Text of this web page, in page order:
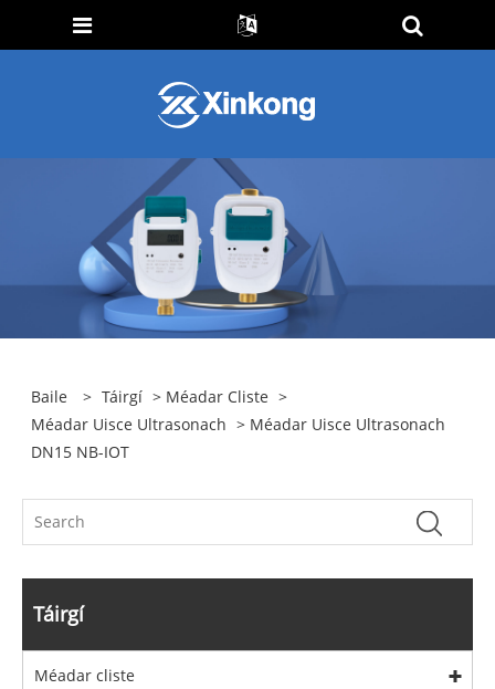
Baile > Táirgí > Méadar Cliste >
Méadar Uisce Ultrasonach > Méadar Uisce Ultrasonach
DN15 NB-IOT
Táirgí
Méadar cliste